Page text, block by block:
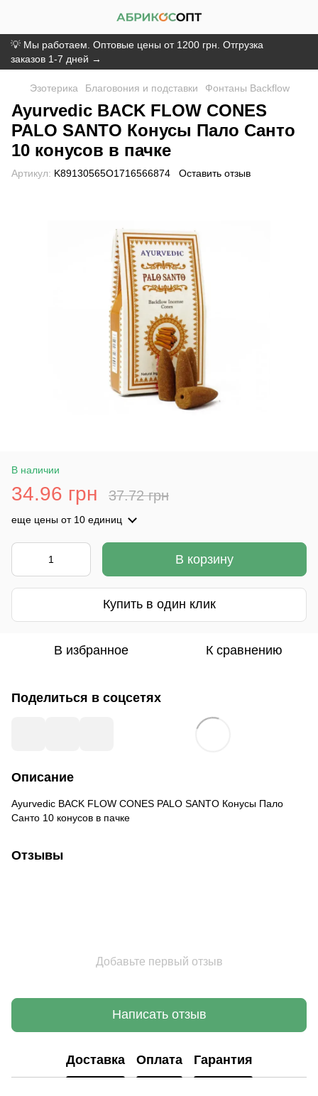
💡 Мы работаем. Оптовые цены от 1200 грн. Отгрузка
заказов 1-7 дней →
Эзотерика Благовония и подставки Фонтаны Backflow
Ayurvedic BACK FLOW CONES
PALO SANTO Конусы Пало Санто
10 конусов в пачке
Артикул: K89130565O1716566874 Оставить отзыв
В наличии
34.96 грн 37.72 грн
еще цены от 10 единиц
В корзину
Купить в один клик
В избранное К сравнению
Поделиться в соцсетях
Описание
Ayurvedic BACK FLOW CONES PALO SANTO Конусы Пало
Санто 10 конусов в пачке
Отзывы
Добавьте первый отзыв
Написать отзыв
Доставка Оплата Гарантия